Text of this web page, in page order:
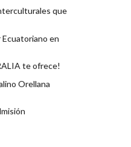
que
Ecuatoriano en
te ofrece!
Orellana